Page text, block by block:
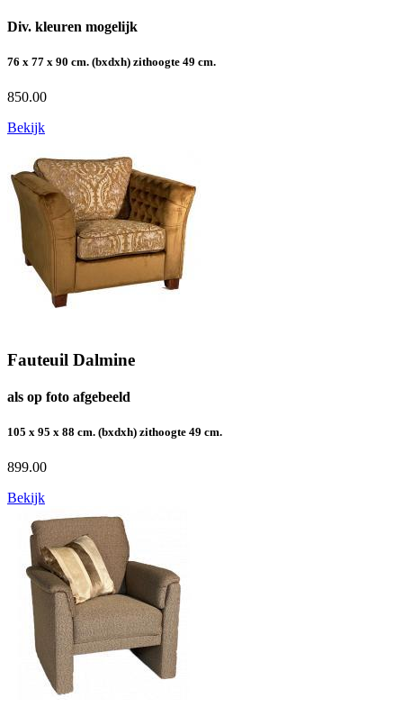
Div. kleuren mogelijk
76 x 77 x 90 cm. (bxdxh) zithoogte 49 cm.
850.00
Bekijk
Fauteuil Dalmine
als op foto afgebeeld
105 x 95 x 88 cm. (bxdxh) zithoogte 49 cm.
899.00
Bekijk